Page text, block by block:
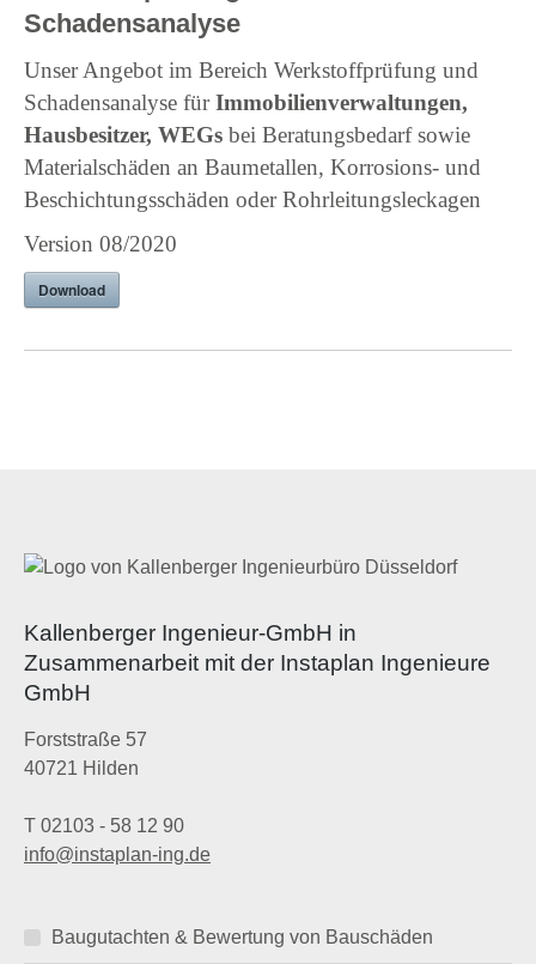
Schadensanalyse
Unser Angebot im Bereich Werkstoffprüfung und
Schadensanalyse fürImmobilienverwaltungen,
Hausbesitzer, WEGs bei Beratungsbedarf sowie
Materialschäden an Baumetallen, Korrosions- und
Beschichtungsschäden oder Rohrleitungsleckagen
Version 08/2020
Download
Kallenberger Ingenieur-GmbH in
Zusammenarbeit mit der Instaplan Ingenieure
GmbH
Forststraße 57
40721 Hilden
T 02103 - 58 12 90
info@instaplan-ing.de
Baugutachten & Bewertung von Bauschäden